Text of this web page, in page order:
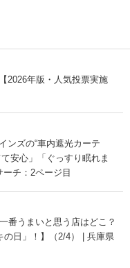
2026年版・人気投票実施
ンズの“車内遮光カーテ
安心」「ぐっすり眠れま
チ：2ページ目
番うまいと思う店はどこ？
の日」！】（2/4） | 兵庫県